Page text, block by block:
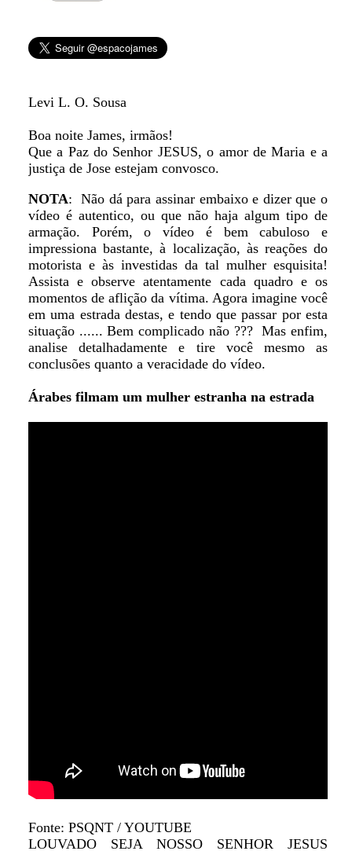
Levi L. O. Sousa
Boa noite James, irmãos!
Que a Paz do Senhor JESUS, o amor de Maria e a
justiça de Jose estejam convosco.
NOTA: Não dá para assinar embaixo e dizer que o
vídeo é autentico, ou que não haja algum tipo de
armação. Porém, o vídeo é bem cabuloso e
impressiona bastante, à localização, às reações do
motorista e às investidas da tal mulher esquisita!
Assista e observe atentamente cada quadro e os
momentos de aflição da vítima. Agora imagine você
em uma estrada destas, e tendo que passar por esta
situação ...... Bem complicado não ??? Mas enfim,
analise detalhadamente e tire você mesmo as
conclusões quanto a veracidade do vídeo.
Árabes filmam um mulher estranha na estrada
Fonte: PSQNT / YOUTUBE
LOUVADO SEJA NOSSO SENHOR JESUS